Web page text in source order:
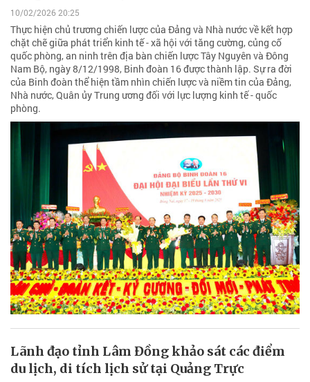
10/02/2026 20:25
Thực hiện chủ trương chiến lược của Đảng và Nhà nước về kết hợp
chặt chẽ giữa phát triển kinh tế - xã hội với tăng cường, củng cố
quốc phòng, an ninh trên địa bàn chiến lược Tây Nguyên và Đông
Nam Bộ, ngày 8/12/1998, Binh đoàn 16 được thành lập. Sự ra đời
của Binh đoàn thể hiện tầm nhìn chiến lược và niềm tin của Đảng,
Nhà nước, Quân ủy Trung ương đối với lực lượng kinh tế - quốc
phòng.
Lãnh đạo tỉnh Lâm Đồng khảo sát các điểm
du lịch, di tích lịch sử tại Quảng Trực